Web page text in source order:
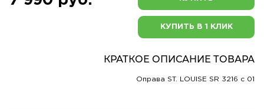
КУПИТЬ В 1 КЛИК
КРАТКОЕ ОПИСАНИЕ ТОВАРА
Оправа ST. LOUISE SR 3216 c 01